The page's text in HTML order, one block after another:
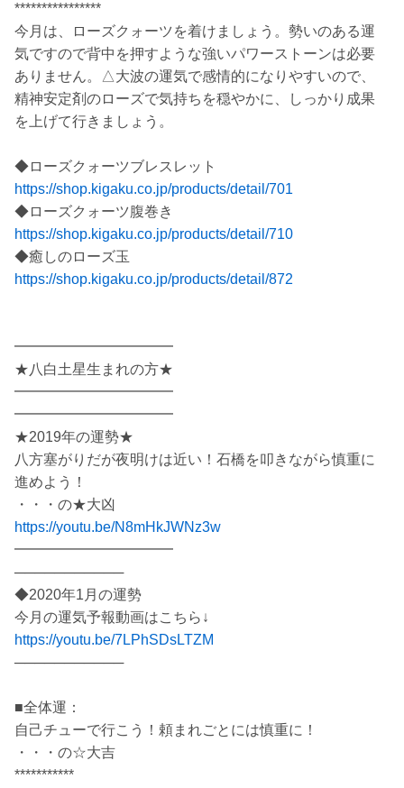
****************
今月は、ローズクォーツを着けましょう。勢いのある運
気ですので背中を押すような強いパワーストーンは必要
ありません。△大波の運気で感情的になりやすいので、
精神安定剤のローズで気持ちを穏やかに、しっかり成果
を上げて行きましょう。
◆ローズクォーツブレスレット
https://shop.kigaku.co.jp/products/detail/701
◆ローズクォーツ腹巻き
https://shop.kigaku.co.jp/products/detail/710
◆癒しのローズ玉
https://shop.kigaku.co.jp/products/detail/872
━━━━━━━━━━━
★八白土星生まれの方★
━━━━━━━━━━━
━━━━━━━━━━━
★2019年の運勢★
八方塞がりだが夜明けは近い！石橋を叩きながら慎重に
進めよう！
・・・の★大凶
https://youtu.be/N8mHkJWNz3w
━━━━━━━━━━━
───────────
◆2020年1月の運勢
今月の運気予報動画はこちら↓
https://youtu.be/7LPhSDsLTZM
───────────
■全体運：
自己チューで行こう！頼まれごとには慎重に！
・・・の☆大吉
***********